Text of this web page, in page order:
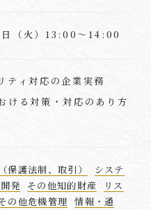
（火）13:00～14:00
ティ対応の企業実務
ける対策・対応のあり方
保護法制、取引）
システ
発
その他知的財産
リス
の他危機管理 情報・通